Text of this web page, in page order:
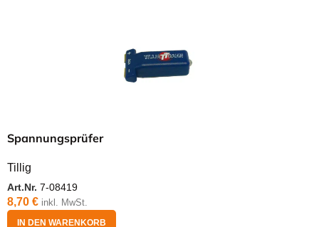
Spannungsprüfer
Tillig
Art.Nr. 7-08419
8,70 € inkl. MwSt.
IN DEN WARENKORB